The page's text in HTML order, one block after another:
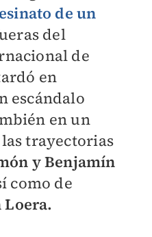
de un
del
de
en
escándalo
en un
trayectorias
y Benjamín
como de
Loera.